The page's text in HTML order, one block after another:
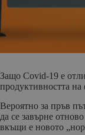
Защо Covid-19 е
продуктивността
Вероятно за пръв
да се завърне
вкъщи е новото